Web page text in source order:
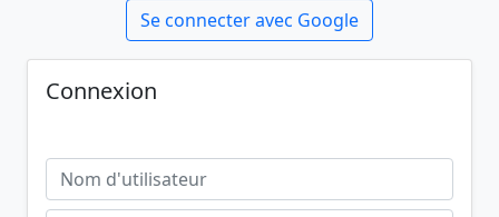
Se connecter avec Google
Connexion